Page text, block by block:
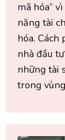
mã hóa”
năng tài
hóa.
nhà đầu
những tài
trong